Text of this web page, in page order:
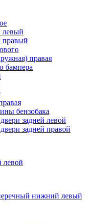
левый
правый
правая
бампера
бензобака
задней левой
задней правой
левой
нижний левый